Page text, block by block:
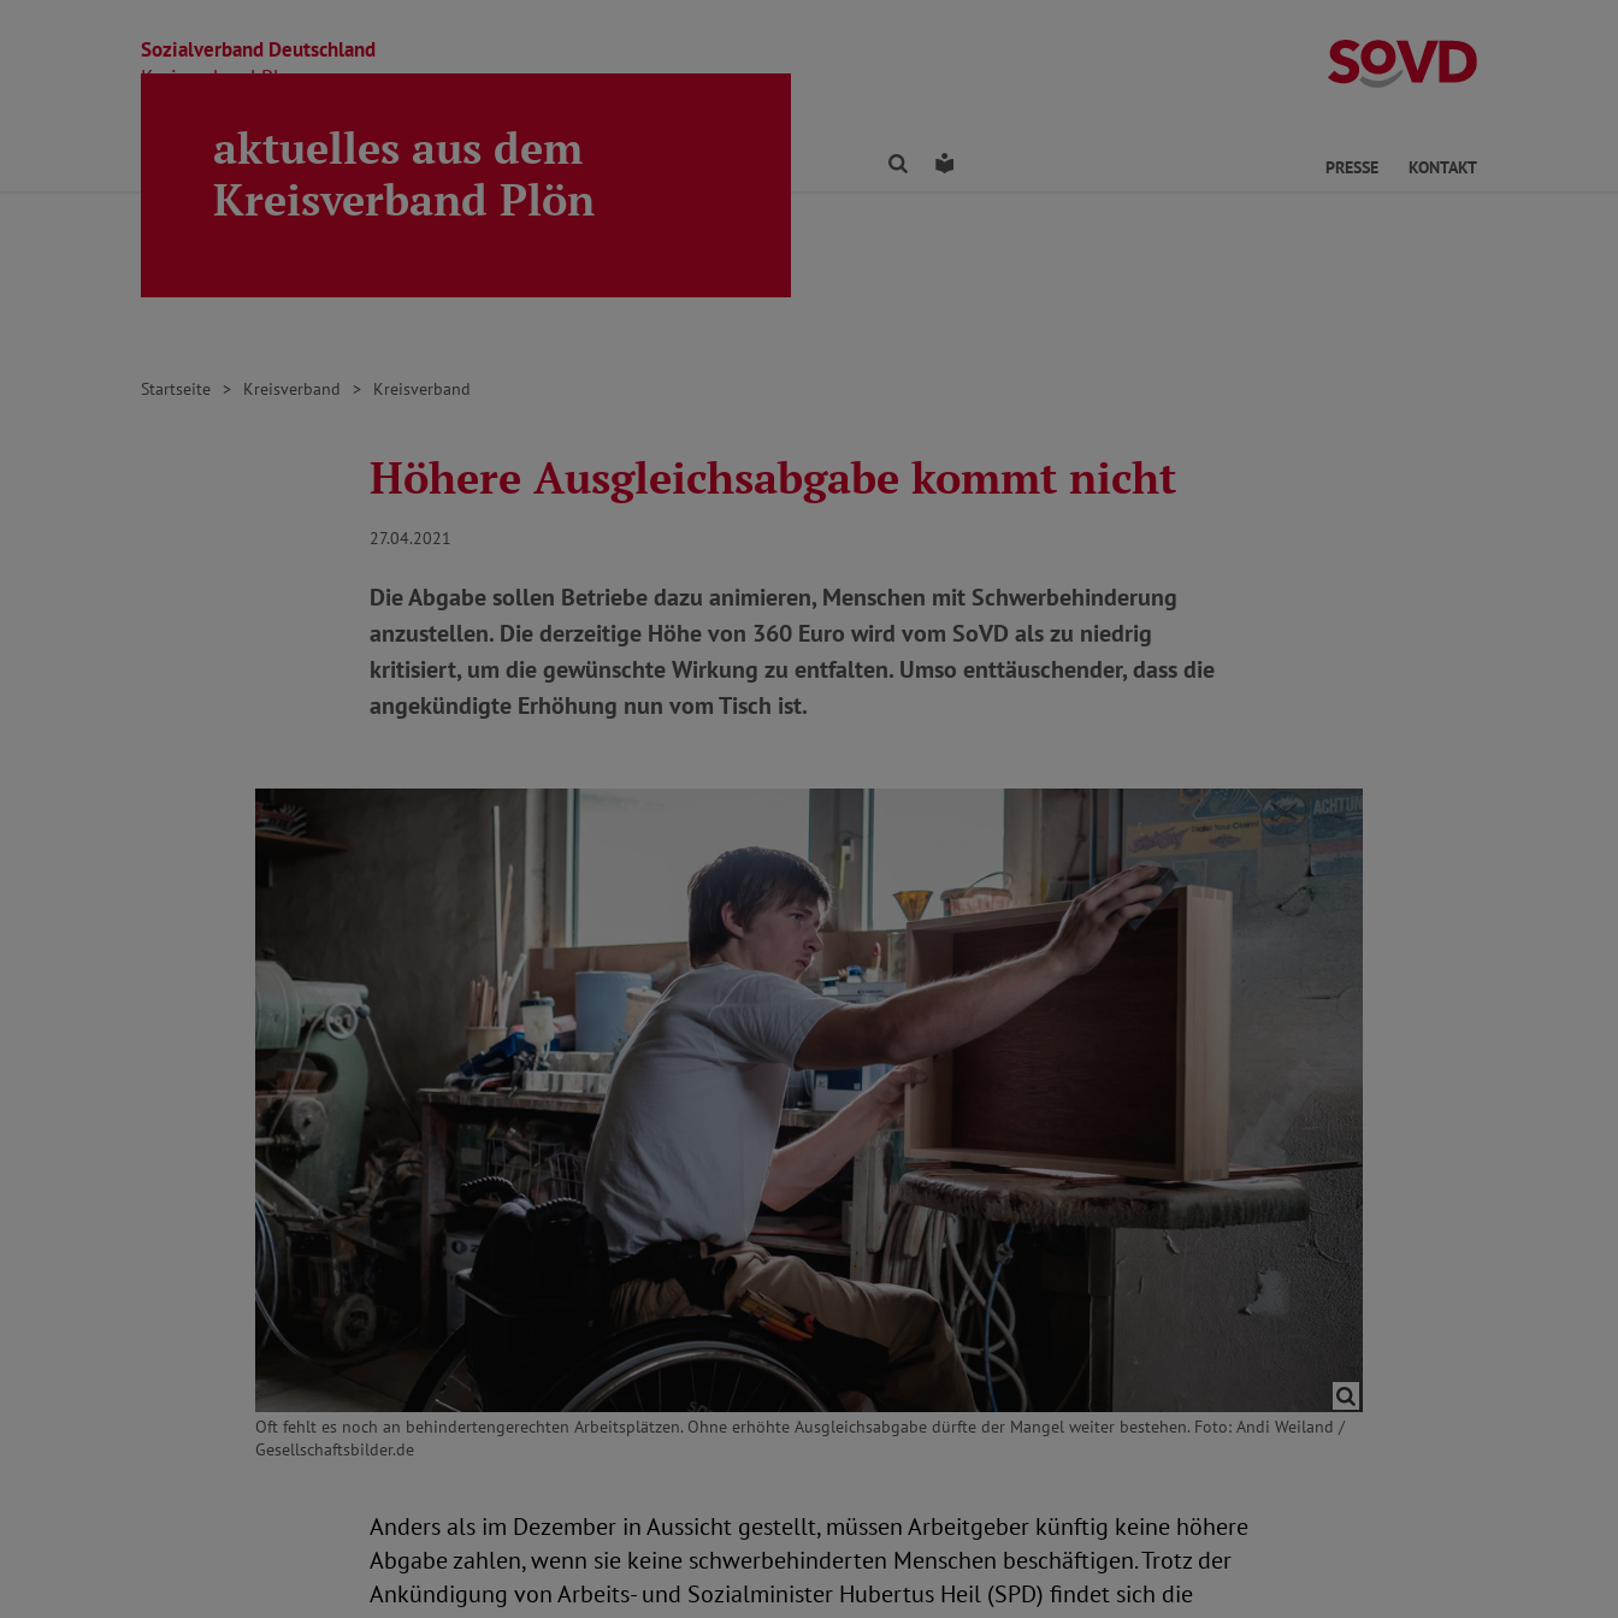
Sozialverband Deutschland
Kreisverband Ploen
Kreisverband
Direkt zu den Inhalten springen
Beratung Ortsverbände Kreisverband FindenLeichte Sprache PRESSE KONTAKT
aktuelles aus dem
Kreisverband Plön
Startseite Kreisverband Kreisverband
Höhere Ausgleichsabgabe kommt nicht
27.04.2021
Die Abgabe sollen Betriebe dazu animieren, Menschen mit Schwerbehinderung
anzustellen. Die derzeitige Höhe von 360 Euro wird vom SoVD als zu niedrig
kritisiert, um die gewünschte Wirkung zu entfalten. Umso enttäuschender, dass die
angekündigte Erhöhung nun vom Tisch ist.
Oft fehlt es noch an behindertengerechten Arbeitsplätzen. Ohne erhöhte Ausgleichsabgabe dürfte der Mangel weiter bestehen. Foto: Andi Weiland /
Gesellschaftsbilder.de
Anders als im Dezember in Aussicht gestellt, müssen Arbeitgeber künftig keine höhere
Abgabe zahlen, wenn sie keine schwerbehinderten Menschen beschäftigen. Trotz der
Ankündigung von Arbeits- und Sozialminister Hubertus Heil (SPD) findet sich die